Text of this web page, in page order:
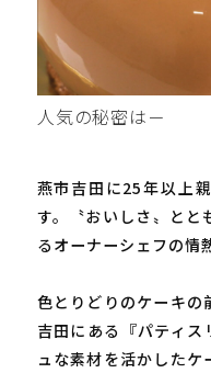
人気の秘密は－
燕市吉田に25年以上
す。〝おいしさ〟とと
るオーナーシェフの情
色とりどりのケーキの
吉田にある『パティス
ュな素材を活かした